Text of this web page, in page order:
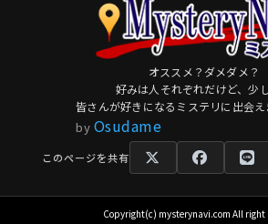
オススメ？ダメダメ？
好みは人それぞれだけど、少
皆さんが好きになるミステリに出会え
by Osudame
このページを共有
Copyright(c) mysterynavi.com All right